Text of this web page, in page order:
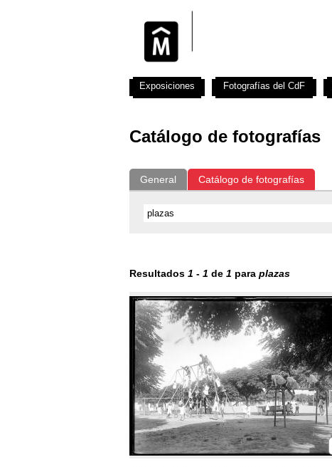
Catálogo de fotografías
General Catálogo de fotografías
Resultados 1 - 1 de 1 para plazas
Exposiciones Fotografías del CdF